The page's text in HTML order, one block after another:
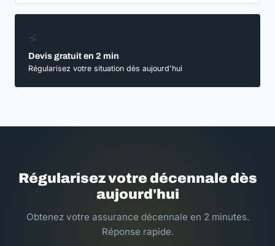
⚡
Devis gratuit en 2 min
Régularisez votre situation dès aujourd'hui
Régularisez votre décennale dès
aujourd'hui
Obtenez votre assurance décennale en 2 minutes.
Réponse rapide.